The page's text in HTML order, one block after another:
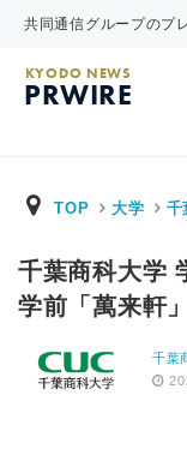
共同通信グループのプ
KYODO NEWS
PRWIRE
TOP 大学 千
千葉商科大学
学前「萬来軒
千葉